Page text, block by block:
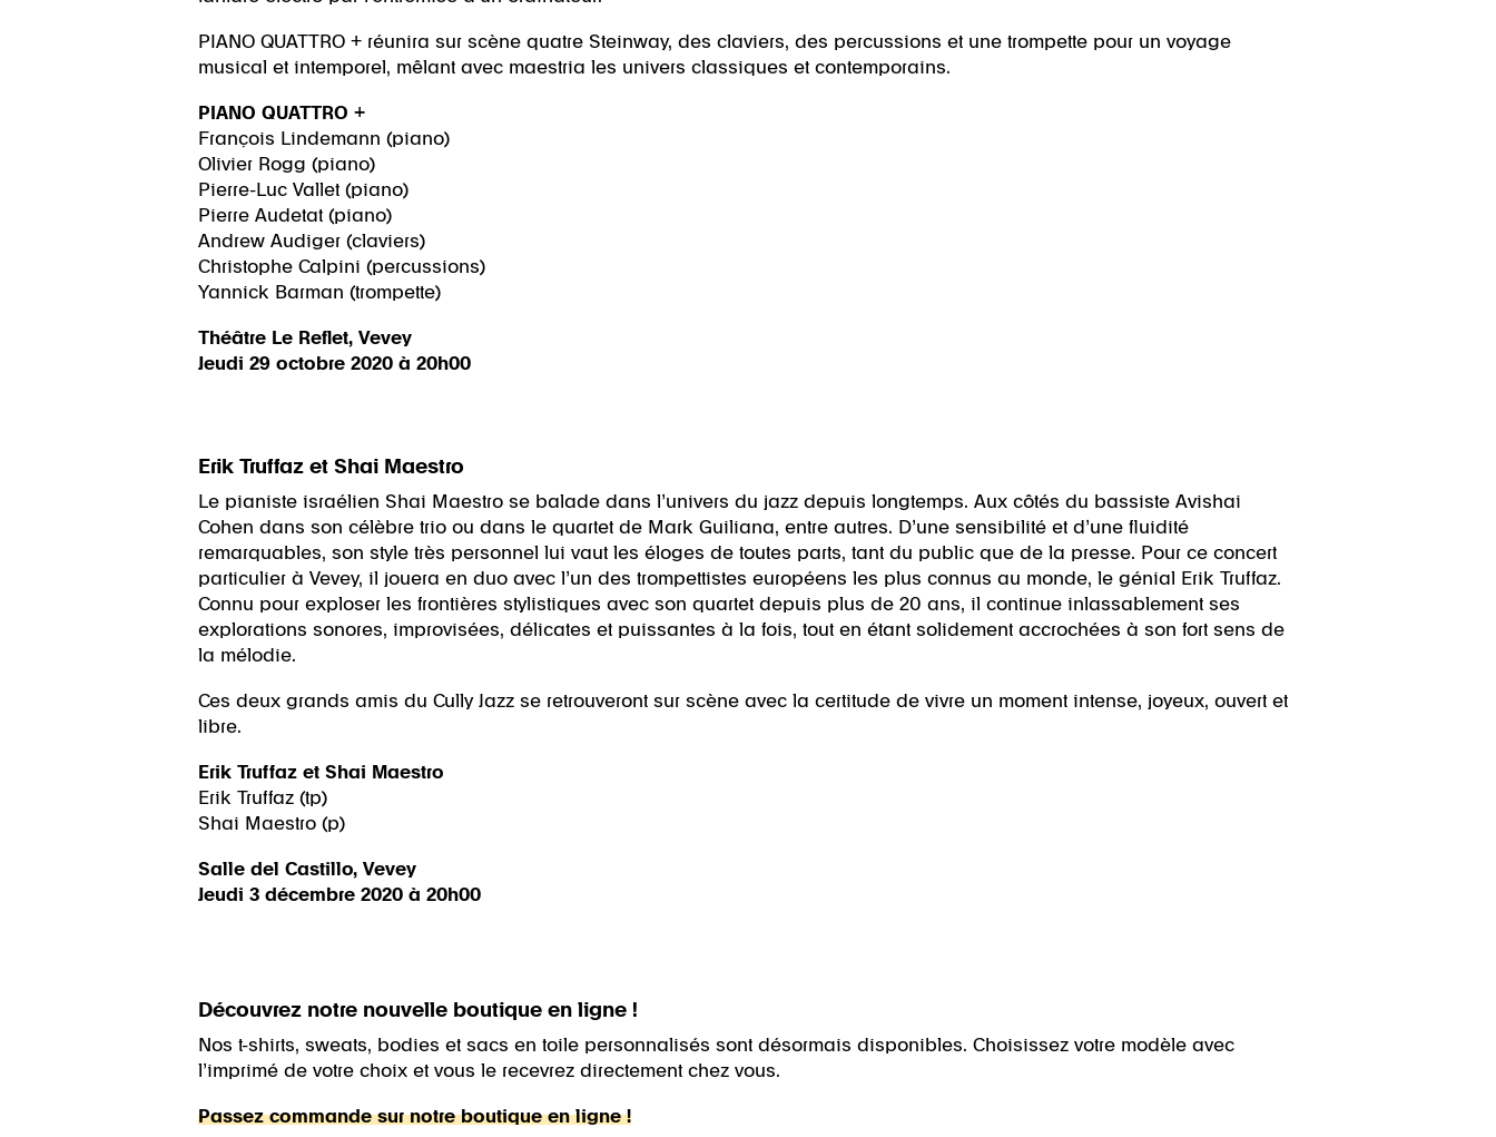
PIANO QUATTRO + réunira sur scène quatre Steinway, des claviers, des percussions et une trompette pour un voyage
musical et intemporel, mêlant avec maestria les univers classiques et contemporains.
PIANO QUATTRO +
François Lindemann (piano)
Olivier Rogg (piano)
Pierre-Luc Vallet (piano)
Pierre Audetat (piano)
Andrew Audiger (claviers)
Christophe Calpini (percussions)
Yannick Barman (trompette)
Théâtre Le Reflet, Vevey
Jeudi 29 octobre 2020 à 20h00
Erik Truffaz et Shai Maestro
Le pianiste israélien Shai Maestro se balade dans l’univers du jazz depuis longtemps. Aux côtés du bassiste Avishai
Cohen dans son célèbre trio ou dans le quartet de Mark Guiliana, entre autres. D’une sensibilité et d’une fluidité
remarquables, son style très personnel lui vaut les éloges de toutes parts, tant du public que de la presse. Pour ce concert
particulier à Vevey, il jouera en duo avec l’un des trompettistes européens les plus connus au monde, le génial Erik Truffaz.
Connu pour exploser les frontières stylistiques avec son quartet depuis plus de 20 ans, il continue inlassablement ses
explorations sonores, improvisées, délicates et puissantes à la fois, tout en étant solidement accrochées à son fort sens de
la mélodie.
Ces deux grands amis du Cully Jazz se retrouveront sur scène avec la certitude de vivre un moment intense, joyeux, ouvert et
libre.
Erik Truffaz et Shai Maestro
Erik Truffaz (tp)
Shai Maestro (p)
Salle del Castillo, Vevey
Jeudi 3 décembre 2020 à 20h00
Découvrez notre nouvelle boutique en ligne !
Nos t-shirts, sweats, bodies et sacs en toile personnalisés sont désormais disponibles. Choisissez votre modèle avec
l’imprimé de votre choix et vous le recevrez directement chez vous.
Passez commande sur notre boutique en ligne !